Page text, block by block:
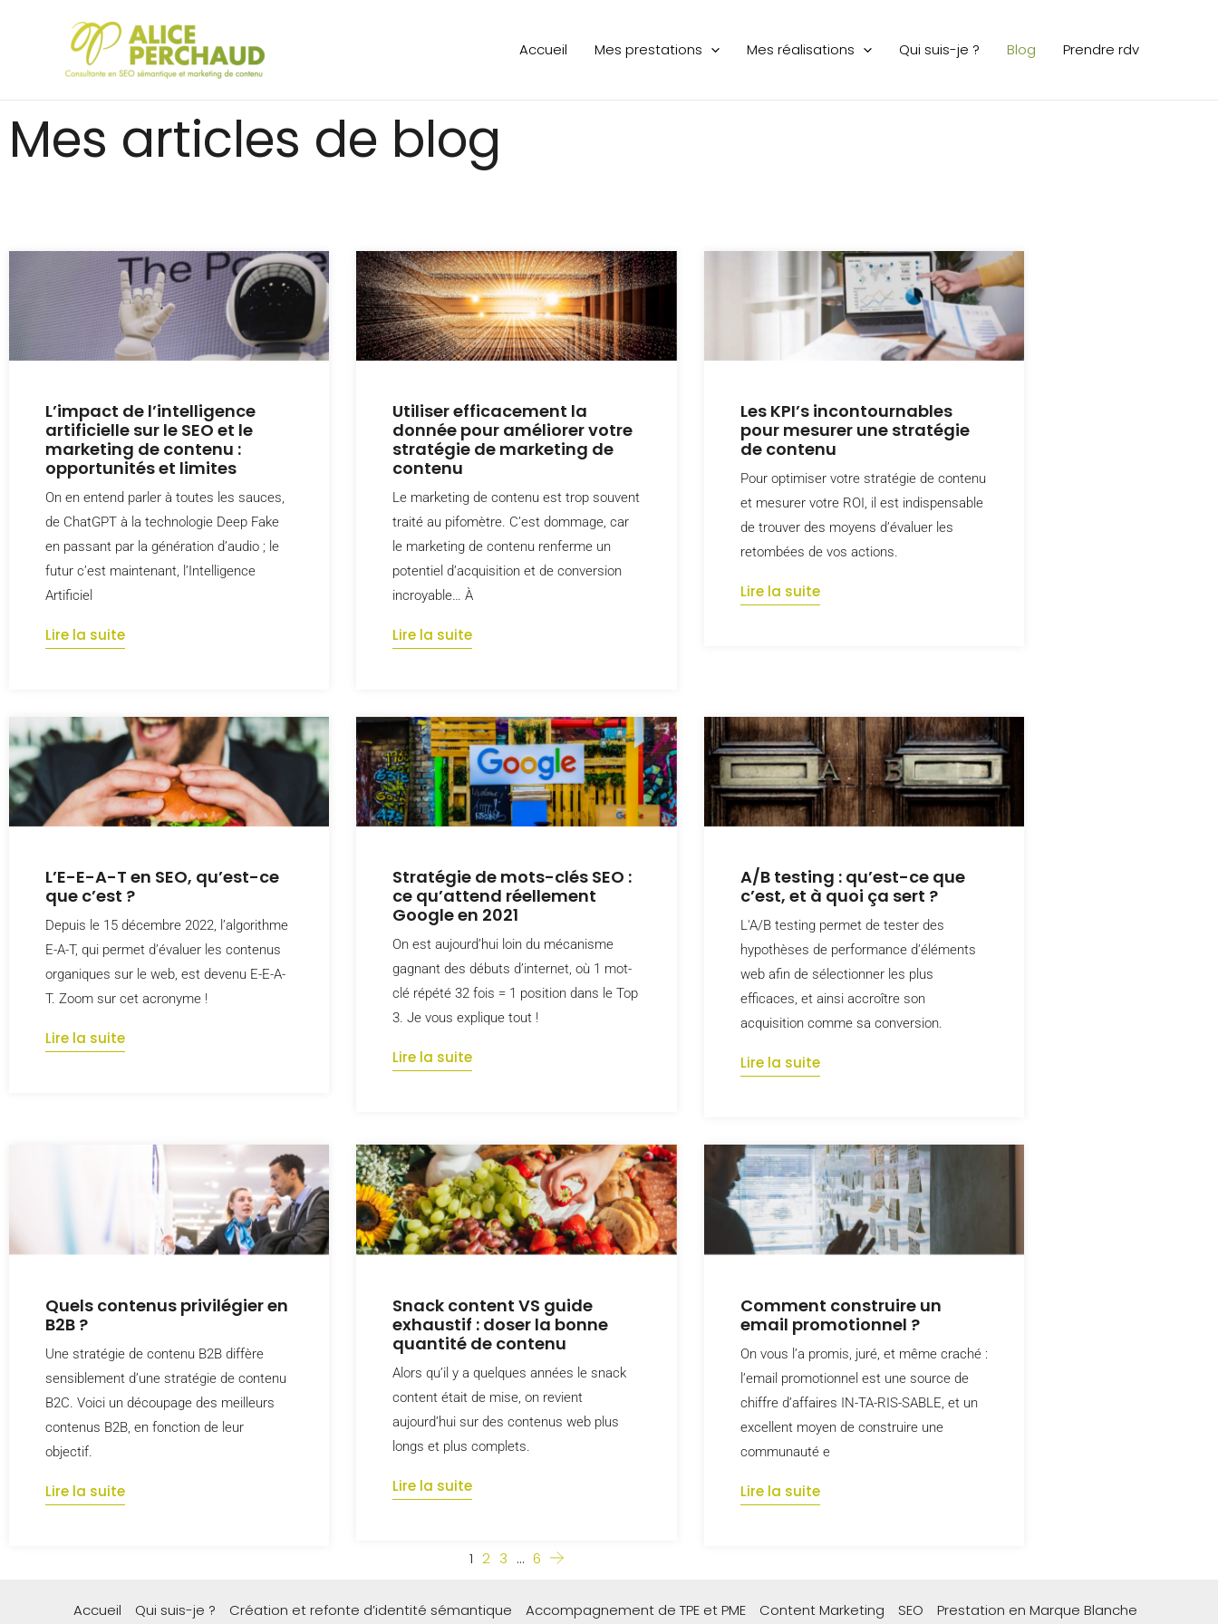
Accueil Mes prestations Mes réalisations Qui suis-je ? Blog Prendre rdv
Mes articles de blog
L’impact de l’intelligence
artificielle sur le SEO et le
marketing de contenu :
opportunités et limites
On en entend parler à toutes les sauces,
de ChatGPT à la technologie Deep Fake
en passant par la génération d’audio ; le
futur c’est maintenant, l’Intelligence
Artificiel
Lire la suite
Utiliser efficacement la
donnée pour améliorer votre
stratégie de marketing de
contenu
Le marketing de contenu est trop souvent
traité au pifomètre. C’est dommage, car
le marketing de contenu renferme un
potentiel d’acquisition et de conversion
incroyable… À
Lire la suite
Les KPI’s incontournables
pour mesurer une stratégie
de contenu
Pour optimiser votre stratégie de contenu
et mesurer votre ROI, il est indispensable
de trouver des moyens d’évaluer les
retombées de vos actions.
Lire la suite
L’E-E-A-T en SEO, qu’est-ce
que c’est ?
Depuis le 15 décembre 2022, l’algorithme
E-A-T, qui permet d’évaluer les contenus
organiques sur le web, est devenu E-E-A-
T. Zoom sur cet acronyme !
Lire la suite
Stratégie de mots-clés SEO :
ce qu’attend réellement
Google en 2021
On est aujourd’hui loin du mécanisme
gagnant des débuts d’internet, où 1 mot-
clé répété 32 fois = 1 position dans le Top
3. Je vous explique tout !
Lire la suite
A/B testing : qu’est-ce que
c’est, et à quoi ça sert ?
L'A/B testing permet de tester des
hypothèses de performance d’éléments
web afin de sélectionner les plus
efficaces, et ainsi accroître son
acquisition comme sa conversion.
Lire la suite
Quels contenus privilégier en
B2B ?
Une stratégie de contenu B2B diffère
sensiblement d’une stratégie de contenu
B2C. Voici un découpage des meilleurs
contenus B2B, en fonction de leur
objectif.
Lire la suite
Snack content VS guide
exhaustif : doser la bonne
quantité de contenu
Alors qu’il y a quelques années le snack
content était de mise, on revient
aujourd’hui sur des contenus web plus
longs et plus complets.
Lire la suite
Comment construire un
email promotionnel ?
On vous l’a promis, juré, et même craché :
l’email promotionnel est une source de
chiffre d’affaires IN-TA-RIS-SABLE, et un
excellent moyen de construire une
communauté e
Lire la suite
1 2 3 … 6
Accueil Qui suis-je ? Création et refonte d’identité sémantique Accompagnement de TPE et PME Content Marketing SEO Prestation en Marque Blanche